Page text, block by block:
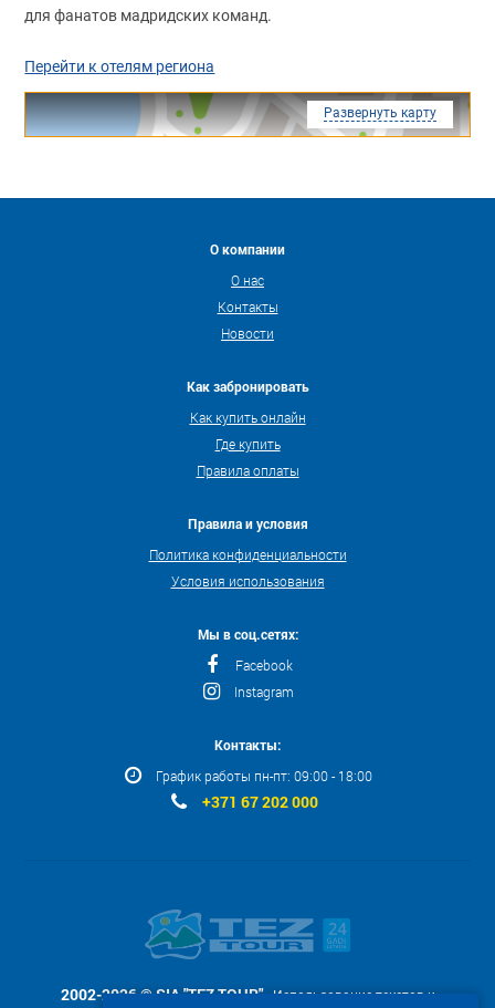
для фанатов мадридских команд.
Перейти к отелям региона
Развернуть карту
О компании
О нас
Контакты
Новости
Как забронировать
Как купить онлайн
Где купить
Правила оплаты
Правила и условия
Политика конфиденциальности
Условия использования
Мы в соц.сетях:
Facebook
Instagram
Контакты:
График работы пн-пт: 09:00 - 18:00
+371 67 202 000
2002-2026 © SIA "TEZ TOUR"- Использование текстов и